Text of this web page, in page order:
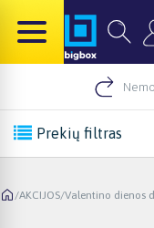
Prekių filtras
/AKCIJOS/Valentino dienos